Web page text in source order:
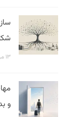
۱۳ مرداد ۱۴۰۵
و